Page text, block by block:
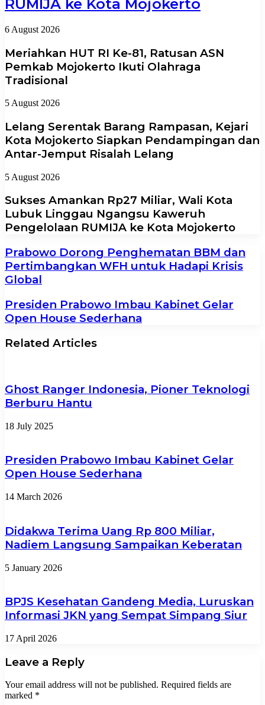
RUMIJA ke Kota Mojokerto
6 August 2026
Meriahkan HUT RI Ke-81, Ratusan ASN
Pemkab Mojokerto Ikuti Olahraga
Tradisional
5 August 2026
Lelang Serentak Barang Rampasan, Kejari
Kota Mojokerto Siapkan Pendampingan dan
Antar-Jemput Risalah Lelang
5 August 2026
Sukses Amankan Rp27 Miliar, Wali Kota
Lubuk Linggau Ngangsu Kaweruh
Pengelolaan RUMIJA ke Kota Mojokerto
Prabowo Dorong Penghematan BBM dan
Pertimbangkan WFH untuk Hadapi Krisis
Global
Presiden Prabowo Imbau Kabinet Gelar
Open House Sederhana
Related Articles
Ghost Ranger Indonesia, Pioner Teknologi
Berburu Hantu
18 July 2025
Presiden Prabowo Imbau Kabinet Gelar
Open House Sederhana
14 March 2026
Didakwa Terima Uang Rp 800 Miliar,
Nadiem Langsung Sampaikan Keberatan
5 January 2026
BPJS Kesehatan Gandeng Media, Luruskan
Informasi JKN yang Sempat Simpang Siur
17 April 2026
Leave a Reply
Your email address will not be published. Required fields are
marked *